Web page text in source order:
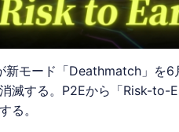
新モード「Deathmatch」を6
滅する。P2Eから「Risk-to-
る。